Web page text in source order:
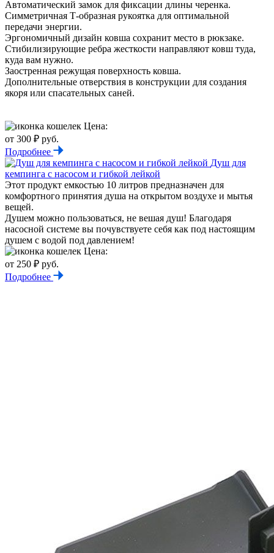
Автоматический замок для фиксации длины черенка.
Симметричная Т-образная рукоятка для оптимальной
передачи энергии.
Эргономичный дизайн ковша сохранит место в рюкзаке.
Стибилизирующие ребра жесткости направляют ковш туда,
куда вам нужно.
Заостренная режущая поверхность ковша.
Дополнительные отверствия в конструкции для создания
якоря или спасательных саней.
Цена:
от 300 ₽ руб.
Подробнее
Душ для
кемпинга с насосом и гибкой лейкой
Этот продукт емкостью 10 литров предназначен для
комфортного принятия душа на открытом воздухе и мытья
вещей.
Душем можно пользоваться, не вешая душ! Благодаря
насосной системе вы почувствуете себя как под настоящим
душем с водой под давлением!
Цена:
от 250 ₽ руб.
Подробнее